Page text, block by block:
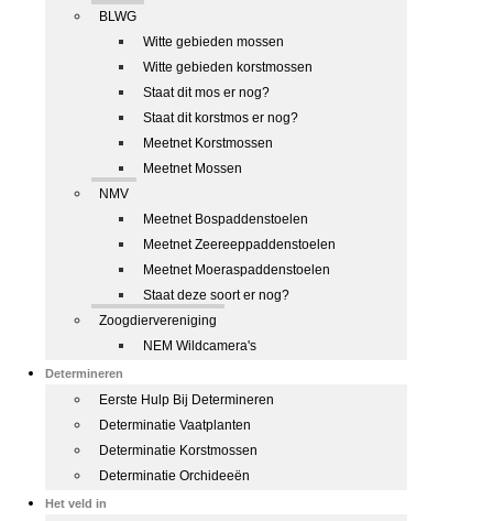
BLWG
Witte gebieden mossen
Witte gebieden korstmossen
Staat dit mos er nog?
Staat dit korstmos er nog?
Meetnet Korstmossen
Meetnet Mossen
NMV
Meetnet Bospaddenstoelen
Meetnet Zeereeppaddenstoelen
Meetnet Moeraspaddenstoelen
Staat deze soort er nog?
Zoogdiervereniging
NEM Wildcamera's
Determineren
Eerste Hulp Bij Determineren
Determinatie Vaatplanten
Determinatie Korstmossen
Determinatie Orchideeën
Het veld in